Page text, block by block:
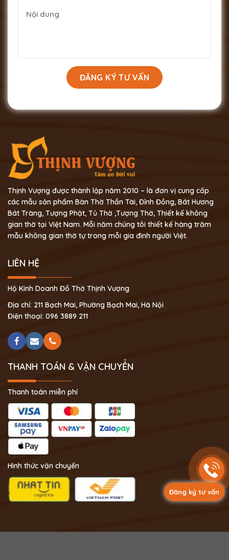
Đăng ký tư vấn
Thịnh Vượng được thành lập năm 2010 – là đơn vị cung cấp
các mẫu sản phẩm Bàn Thờ Thần Tài, Đỉnh Đồng, Bát Hương
Bát Tràng, Tượng Phật, Tủ Thờ ,Tượng Thờ, Thiết kế không
gian thờ tại Việt Nam. Mỗi năm chúng tôi thiết kế hàng trăm
mẫu không gian thờ tự trong mỗi gia đình người Việt.
LIÊN HỆ
Hộ Kinh Doanh Đồ Thờ Thịnh Vượng
Địa chỉ: 211 Bạch Mai, Phường Bạch Mai, Hà Nội
Điện thoại: 096 3889 211
THANH TOÁN & VẬN CHUYỂN
Thanh toán miễn phí
Hình thức vận chuyển